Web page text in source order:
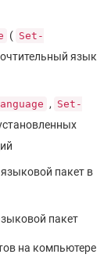
( Set-
язык
, Set-
пакет в
пакет
на компьютере